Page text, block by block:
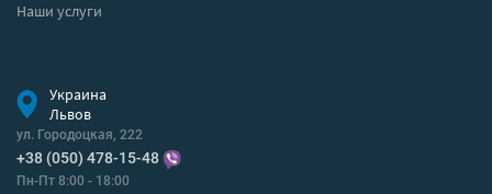
Наши услуги
Украина
Львов
ул. Городоцкая, 222
+38 (050) 478-15-48
Пн-Пт 8:00 - 18:00